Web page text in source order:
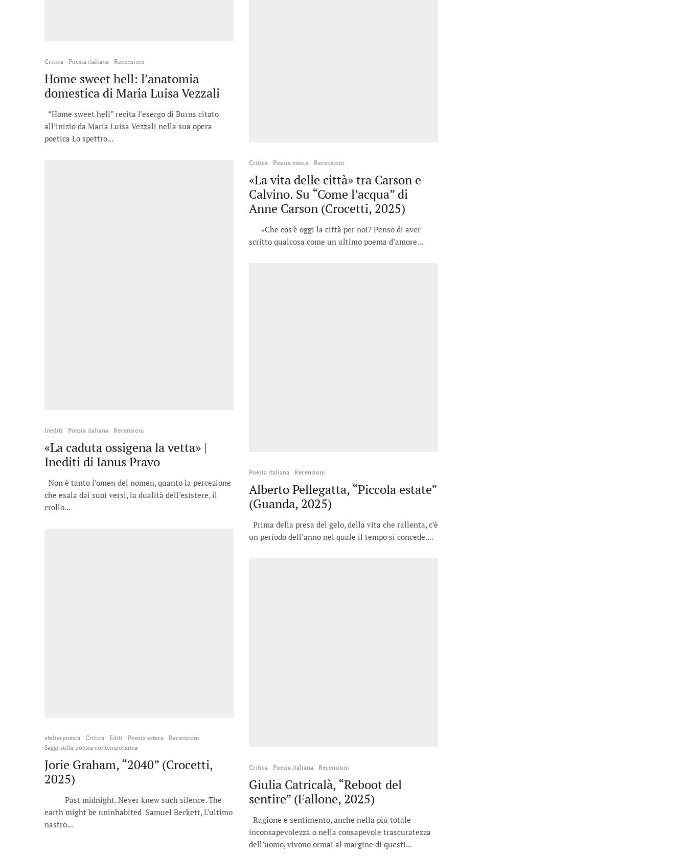
Critica Poesia italiana Recensioni
Home sweet hell: l’anatomia
domestica di Maria Luisa Vezzali
“Home sweet hell” recita l’esergo di Burns citato
all’inizio da Maria Luisa Vezzali nella sua opera
poetica Lo spettro...
Inediti Poesia italiana Recensioni
«La caduta ossigena la vetta» |
Inediti di Ianus Pravo
Non è tanto l’omen del nomen, quanto la percezione
che esala dai suoi versi, la dualità dell’esistere, il
crollo...
atelierpoesia Critica Editi Poesia estera
Recensioni
Saggi sulla poesia contemporanea
Jorie Graham, “2040” (Crocetti,
2025)
Past midnight. Never knew such silence. The
earth might be uninhabited Samuel Beckett, L’ultimo
nastro...
Critica Poesia estera Recensioni
«La vita delle città» tra Carson e
Calvino. Su “Come l’acqua” di
Anne Carson (Crocetti, 2025)
«Che cos’è oggi la città per noi? Penso di aver
scritto qualcosa come un ultimo poema d’amore...
Poesia italiana Recensioni
Alberto Pellegatta, “Piccola estate”
(Guanda, 2025)
Prima della presa del gelo, della vita che rallenta, c’è
un periodo dell’anno nel quale il tempo si concede....
Critica Poesia italiana Recensioni
Giulia Catricalà, “Reboot del
sentire” (Fallone, 2025)
Ragione e sentimento, anche nella più totale
inconsapevolezza o nella consapevole trascuratezza
dell’uomo, vivono ormai al margine di questi...